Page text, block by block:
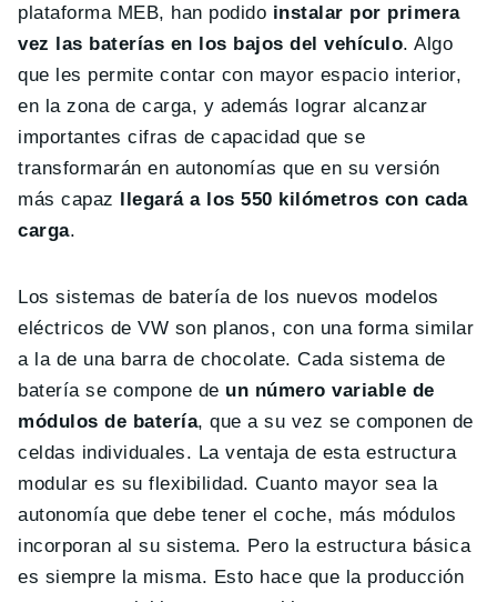
plataforma MEB, han podido instalar por primera
vez las baterías en los bajos del vehículo. Algo
que les permite contar con mayor espacio interior,
en la zona de carga, y además lograr alcanzar
importantes cifras de capacidad que se
transformarán en autonomías que en su versión
más capaz llegará a los 550 kilómetros con cada
carga.
Los sistemas de batería de los nuevos modelos
eléctricos de VW son planos, con una forma similar
a la de una barra de chocolate. Cada sistema de
batería se compone de un número variable de
módulos de batería, que a su vez se componen de
celdas individuales. La ventaja de esta estructura
modular es su flexibilidad. Cuanto mayor sea la
autonomía que debe tener el coche, más módulos
incorporan al su sistema. Pero la estructura básica
es siempre la misma. Esto hace que la producción